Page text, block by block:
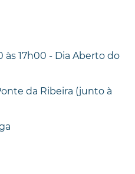
às 17h00 - Dia Aberto do
da Ribeira (junto à